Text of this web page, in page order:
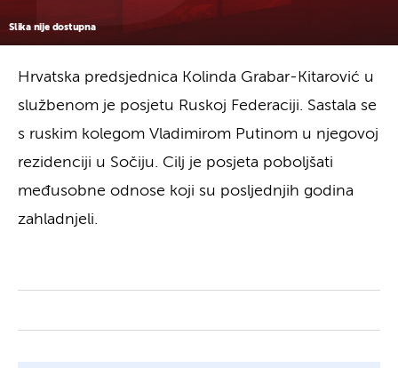
Slika nije dostupna
Hrvatska predsjednica Kolinda Grabar-Kitarović u
službenom je posjetu Ruskoj Federaciji. Sastala se
s ruskim kolegom Vladimirom Putinom u njegovoj
rezidenciji u Sočiju. Cilj je posjeta poboljšati
međusobne odnose koji su posljednjih godina
zahladnjeli.